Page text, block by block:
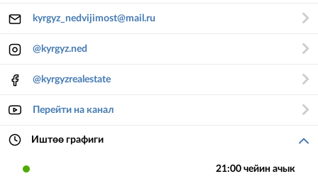
kyrgyz_nedvijimost@mail.ru
@kyrgyz.ned
@kyrgyzrealestate
Перейти на канал
Иштөө графиги
21:00 чейин ачык